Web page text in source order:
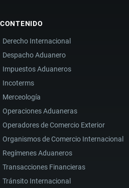
CONTENIDO
Derecho Internacional
Despacho Aduanero
Impuestos Aduaneros
Incoterms
Merceología
Operaciones Aduaneras
Operadores de Comercio Exterior
Organismos de Comercio Internacional
Regímenes Aduaneros
Transacciones Financieras
Tránsito Internacional